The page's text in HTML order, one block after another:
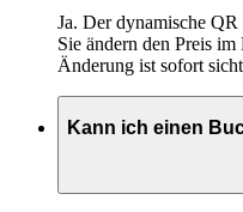
Ja. Der dynamische
Sie ändern den Preis
Änderung ist sofort
Kann ich einen